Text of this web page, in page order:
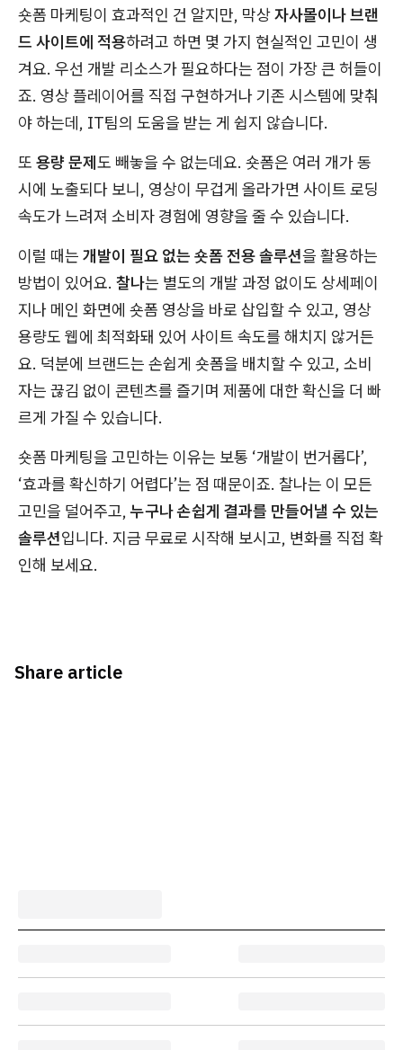
숏폼 마케팅이 효과적인 건 알지만, 막상자사몰이나 브랜
드 사이트에 적용하려고 하면 몇 가지 현실적인 고민이 생
겨요. 우선 개발 리소스가 필요하다는 점이 가장 큰 허들이
죠. 영상 플레이어를 직접 구현하거나 기존 시스템에 맞춰
야 하는데, IT팀의 도움을 받는 게 쉽지 않습니다.
또 용량 문제도 빼놓을 수 없는데요. 숏폼은 여러 개가 동
시에 노출되다 보니, 영상이 무겁게 올라가면 사이트 로딩
속도가 느려져 소비자 경험에 영향을 줄 수 있습니다.
이럴 때는 개발이 필요 없는 숏폼 전용 솔루션을 활용하는
방법이 있어요. 찰나는 별도의 개발 과정 없이도 상세페이
지나 메인 화면에 숏폼 영상을 바로 삽입할 수 있고, 영상
용량도 웹에 최적화돼 있어 사이트 속도를 해치지 않거든
요. 덕분에 브랜드는 손쉽게 숏폼을 배치할 수 있고, 소비
자는 끊김 없이 콘텐츠를 즐기며 제품에 대한 확신을 더 빠
르게 가질 수 있습니다.
숏폼 마케팅을 고민하는 이유는 보통 ‘개발이 번거롭다’,
‘효과를 확신하기 어렵다’는 점 때문이죠. 찰나는 이 모든
고민을 덜어주고,누구나 손쉽게 결과를 만들어낼 수 있는
솔루션입니다. 지금 무료로 시작해 보시고, 변화를 직접 확
인해 보세요.
Share article